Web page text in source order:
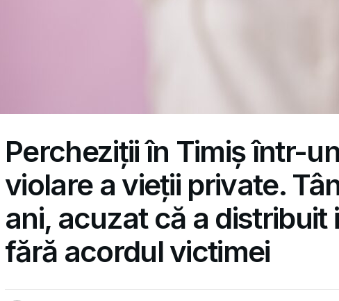
Percheziții în Timiș într-
violare a vieții private.
ani, acuzat că a distribuit
fără acordul victimei